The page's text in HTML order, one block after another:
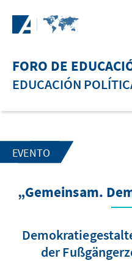
FORO DE
EDUCACIÓN
EVENTO
„Gemeinsam.
der